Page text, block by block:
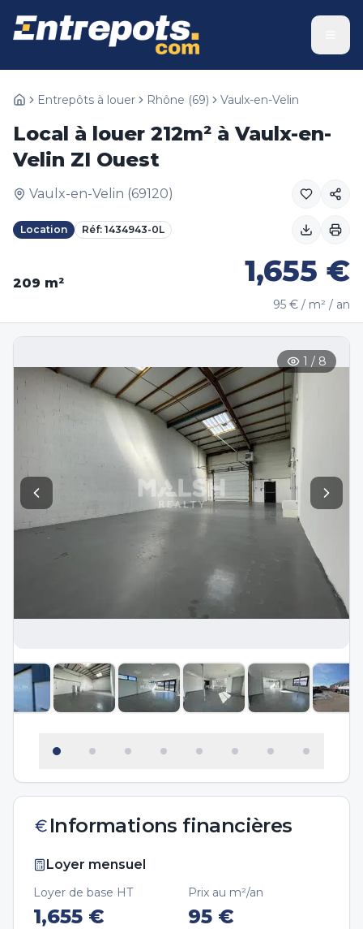
Entrepôts à louer Rhône (69) Vaulx-en-Velin
Local à louer 212m² à Vaulx-en-
Velin ZI Ouest
Vaulx-en-Velin (69120)
Location Réf: 1434943-0L
209 m² 1,655 €
95 € / m² / an
1 / 8
Informations financières
Loyer mensuel
Loyer de base HT
1,655 €
Prix au m²/an
95 €